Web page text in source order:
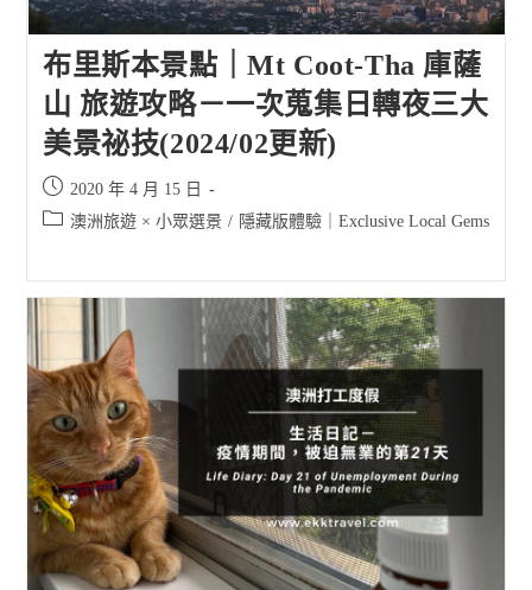
布里斯本景點｜Mt Coot-Tha 庫薩
山 旅遊攻略－一次蒐集日轉夜三大
美景祕技(2024/02更新)
Post
published:
2020 年 4 月 15 日
Post 澳洲旅遊 × 小眾選景 / 隱藏版體驗｜Exclusive Local Gems